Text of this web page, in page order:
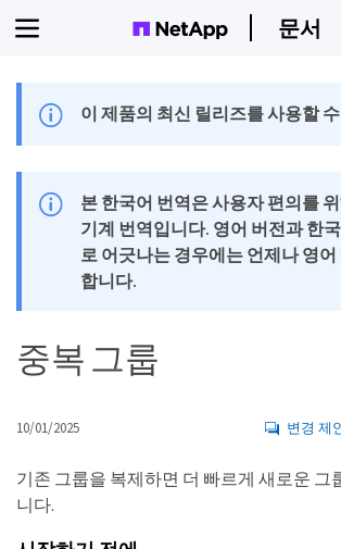
문서
이 제품의 최신 릴리즈를 사용할
본 한국어 번역은 사용자 편의를
기계 번역입니다. 영어 버전과 한
로 어긋나는 경우에는 언제나 영어
합니다.
중복 그룹
10/01/2025 변경 제
기존 그룹을 복제하면 더 빠르게 새로운 그
니다.